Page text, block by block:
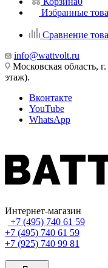
Избранные
Сравнение
info@wattvolt.ru
Московская область,
этаж).
Вконтакте
YouTube
WhatsApp
Интернет-магазин
+7 (495) 740 61 59
+7 (495) 740 61 59
+7 (925) 740 99 81